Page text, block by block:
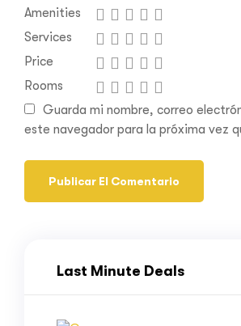
Amenities
Services
Price
Rooms
Guarda mi nombre, correo
este navegador para la próxima vez
Last Minute Deals